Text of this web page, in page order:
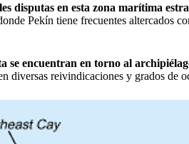
disputas en esta zona marítima
Pekín tiene frecuentes altercados
se encuentran en torno al
diversas reivindicaciones y grados de